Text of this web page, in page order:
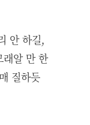
안 하길,
래알 만 한
질하듯